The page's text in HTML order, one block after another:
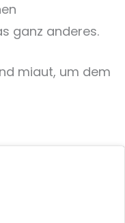
ganz anderes.
miaut, um dem